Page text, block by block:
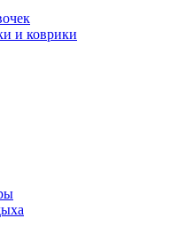
и коврики